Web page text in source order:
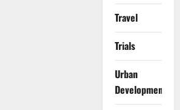
Travel
Trials
Urban
Development